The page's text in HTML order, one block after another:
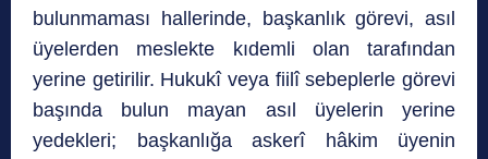
bulunmaması hallerinde, başkanlık görevi, asıl
üyelerden meslekte kıdemli olan tarafından
yerine getirilir. Hukukî veya fiilî sebeplerle görevi
başında bulun mayan asıl üyelerin yerine
yedekleri; başkanlığa askerî hâkim üyenin